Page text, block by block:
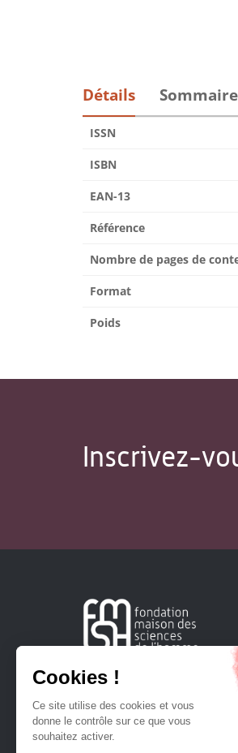
Détails Sommaire
ISSN
ISBN
EAN-13
Référence
Nombre de pages de
Format
Poids
Inscrivez-
Créée en 1963, la Fondation
soutient la recherche et la
sciences humaines et sociales.